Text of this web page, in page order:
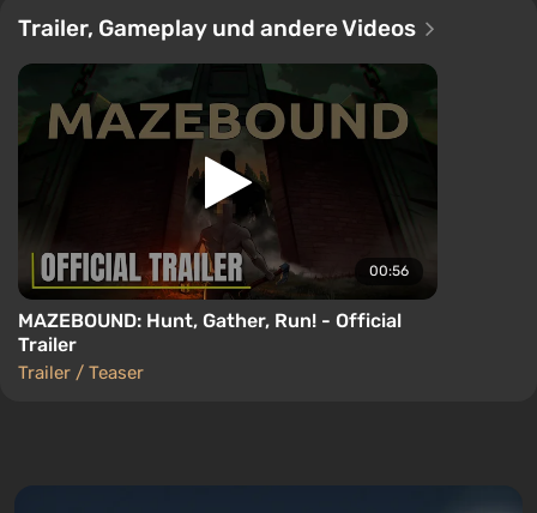
Trailer, Gameplay und andere Videos
00:56
MAZEBOUND: Hunt, Gather, Run! - Official
Trailer
Trailer / Teaser